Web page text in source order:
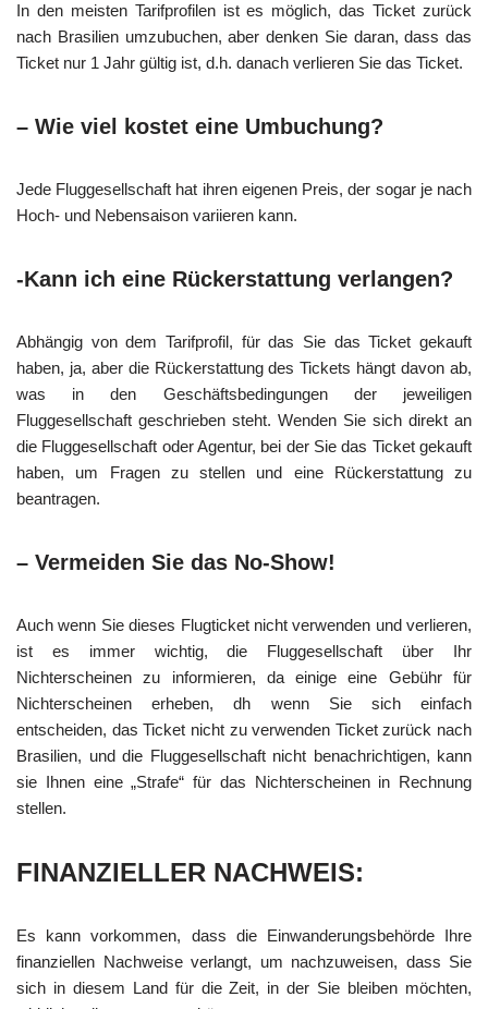
In den meisten Tarifprofilen ist es möglich, das Ticket zurück
nach Brasilien umzubuchen, aber denken Sie daran, dass das
Ticket nur 1 Jahr gültig ist, d.h. danach verlieren Sie das Ticket.
– Wie viel kostet eine Umbuchung?
Jede Fluggesellschaft hat ihren eigenen Preis, der sogar je nach
Hoch- und Nebensaison variieren kann.
-Kann ich eine Rückerstattung verlangen?
Abhängig von dem Tarifprofil, für das Sie das Ticket gekauft
haben, ja, aber die Rückerstattung des Tickets hängt davon ab,
was in den Geschäftsbedingungen der jeweiligen
Fluggesellschaft geschrieben steht. Wenden Sie sich direkt an
die Fluggesellschaft oder Agentur, bei der Sie das Ticket gekauft
haben, um Fragen zu stellen und eine Rückerstattung zu
beantragen.
– Vermeiden Sie das No-Show!
Auch wenn Sie dieses Flugticket nicht verwenden und verlieren,
ist es immer wichtig, die Fluggesellschaft über Ihr
Nichterscheinen zu informieren, da einige eine Gebühr für
Nichterscheinen erheben, dh wenn Sie sich einfach
entscheiden, das Ticket nicht zu verwenden Ticket zurück nach
Brasilien, und die Fluggesellschaft nicht benachrichtigen, kann
sie Ihnen eine „Strafe“ für das Nichterscheinen in Rechnung
stellen.
FINANZIELLER NACHWEIS:
Es kann vorkommen, dass die Einwanderungsbehörde Ihre
finanziellen Nachweise verlangt, um nachzuweisen, dass Sie
sich in diesem Land für die Zeit, in der Sie bleiben möchten,